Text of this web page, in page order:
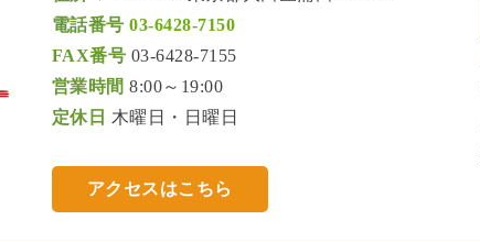
電話番号 03-6428-7150
FAX番号 03-6428-7155
営業時間 8:00～19:00
定休日 木曜日・日曜日
アクセスはこちら